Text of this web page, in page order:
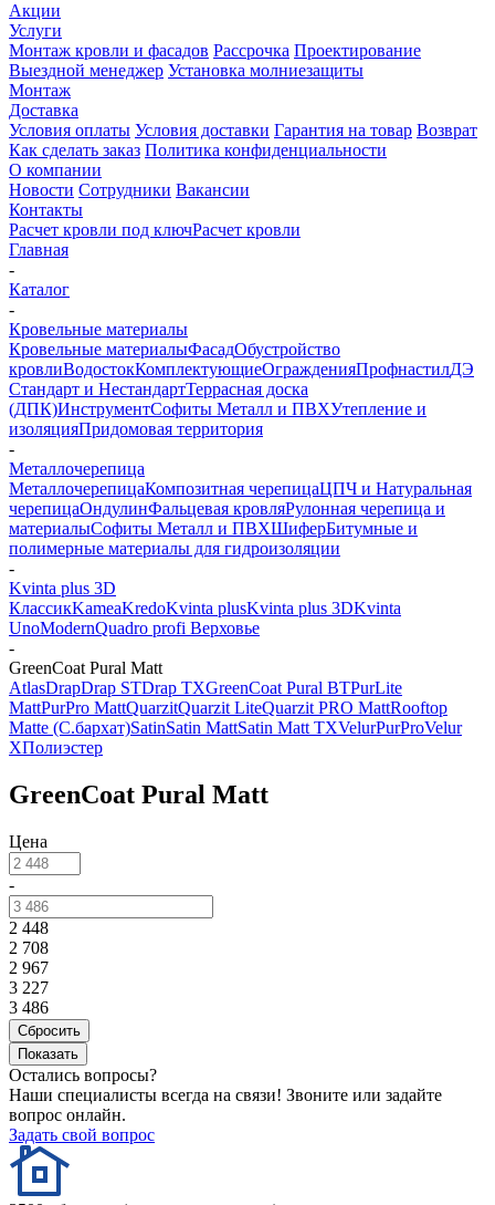
Акции
Услуги
Монтаж кровли и фасадов Рассрочка Проектирование
Выездной менеджер Установка молниезащиты
Монтаж
Доставка
Условия оплаты Условия доставки Гарантия на товар Возврат
Как сделать заказ Политика конфиденциальности
О компании
Новости Сотрудники Вакансии
Контакты
Расчет кровли под ключРасчет кровли
Главная
-
Каталог
-
Кровельные материалы
Кровельные материалыФасадОбустройство
кровлиВодостокКомплектующиеОгражденияПрофнастилДЭ
Стандарт и НестандартТеррасная доска
(ДПК)ИнструментСофиты Металл и ПВХУтепление и
изоляцияПридомовая территория
-
Металлочерепица
МеталлочерепицаКомпозитная черепицаЦПЧ и Натуральная
черепицаОндулинФальцевая кровляРулонная черепица и
материалыСофиты Металл и ПВХШиферБитумные и
полимерные материалы для гидроизоляции
-
Kvinta plus 3D
КлассикKameaKredoKvinta plusKvinta plus 3DKvinta
UnoModernQuadro profi Верховье
-
GreenСoat Pural Matt
AtlasDrapDrap STDrap TXGreenСoat Pural BTPurLite
МattPurPro MattQuarzitQuarzit LiteQuarzit PRO MattRooftop
Matte (С.бархат)SatinSatin MattSatin Matt TXVelurPurProVelur
XПолиэстер
GreenСoat Pural Matt
Цена
-
2 448
2 708
2 967
3 227
3 486
Остались вопросы?
Наши специалисты всегда на связи! Звоните или задайте
вопрос онлайн.
Задать свой вопрос